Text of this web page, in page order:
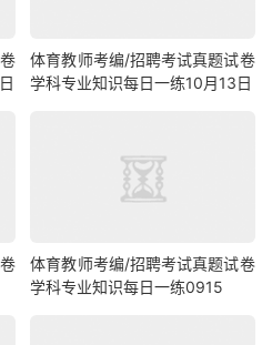
体育教师考编/招聘考试真题试卷
学科专业知识每日一练10月13日
体育教师考编/招聘考试真题试卷
学科专业知识每日一练0915